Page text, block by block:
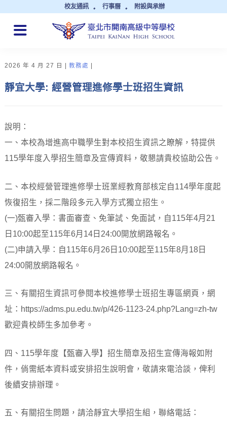
校友通訊 行事曆 附設與承辦
QUICK LINKS
2026 年 4 月 27 日 教務處
靜宜大學: 經營管理進修學士班招生資訊
說明：
一、本校為增進高中職學生對本校招生資訊之瞭解，特提供
115學年度入學招生簡章及宣傳資料，敬懇請貴校協助公告。
二、本校經營管理進修學士班業經教育部核定自114學年度起
恢復招生，採二階段多元入學方式獨立招生。
(一)甄審入學：書面審查、免筆試、免面試，自115年4月21
日10:00起至115年6月14日24:00開放網路報名。
(二)申請入學：自115年6月26日10:00起至115年8月18日
24:00開放網路報名。
三、有關招生資訊可參閱本校進修學士班招生專區網頁，網
址：https://adms.pu.edu.tw/p/426-1123-24.php?Lang=zh-tw
歡迎貴校師生多加參考。
四、115學年度【甄審入學】招生簡章及招生宣傳海報如附
件，倘需紙本資料或安排招生說明會，敬請來電洽談，俾利
後續安排辦理。
五、有關招生問題，請洽靜宜大學招生組，聯絡電話：